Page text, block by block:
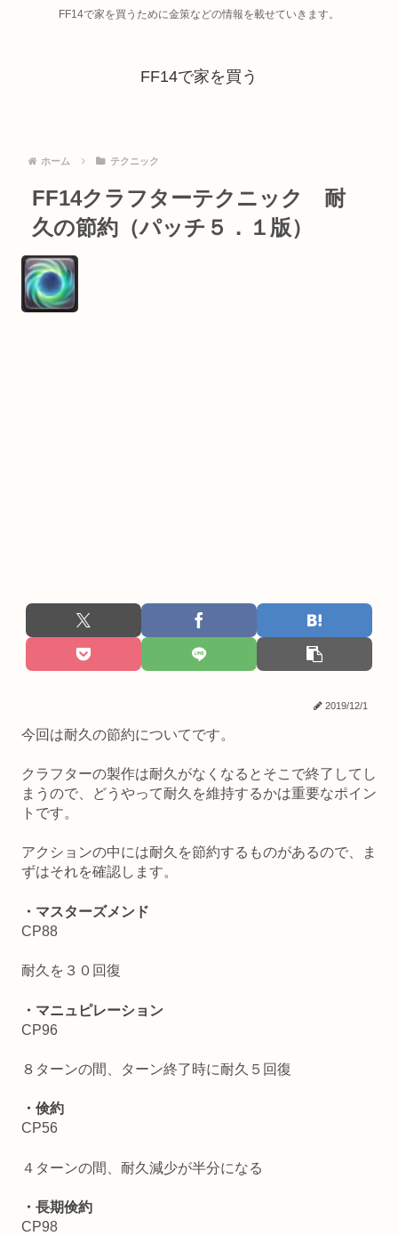
FF14で家を買うために金策などの情報を載せていきます。
FF14で家を買う
ホーム テクニック
FF14クラフターテクニック 耐
久の節約（パッチ５．１版）
2019/12/1
今回は耐久の節約についてです。
クラフターの製作は耐久がなくなるとそこで終了してし
まうので、どうやって耐久を維持するかは重要なポイン
トです。
アクションの中には耐久を節約するものがあるので、ま
ずはそれを確認します。
・マスターズメンド
CP88
耐久を３０回復
・マニュピレーション
CP96
８ターンの間、ターン終了時に耐久５回復
・倹約
CP56
４ターンの間、耐久減少が半分になる
・長期倹約
CP98